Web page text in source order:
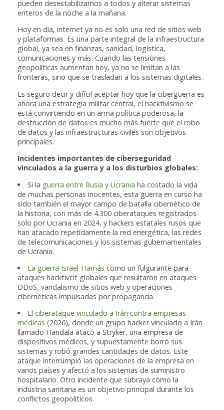
pueden desestabilizarnos a todos y alterar sistemas
enteros de la noche a la mañana.
Hoy en día, internet ya no es solo una red de sitios web
y plataformas. Es una parte integral de la infraestructura
global, ya sea en finanzas, sanidad, logística,
comunicaciones y más. Cuando las tensiones
geopolíticas aumentan hoy, ya no se limitan a las
fronteras, sino que se trasladan a los sistemas digitales.
Es seguro decir y difícil aceptar hoy que la ciberguerra es
ahora una estrategia militar central, el hacktivismo se
está convirtiendo en un arma política poderosa, la
destrucción de datos es mucho más fuerte que el robo
de datos y las infraestructuras civiles son objetivos
principales.
Incidentes importantes de ciberseguridad
vinculados a la guerra y a los disturbios globales:
Si la guerra entre Rusia y Ucrania ha costado la vida
de muchas personas inocentes, esta guerra en curso ha
sido también el mayor campo de batalla cibernético de
la historia, con más de 4.300 ciberataques registrados
solo por Ucrania en 2024, y hackers estatales rusos que
han atacado repetidamente la red energética, las redes
de telecomunicaciones y los sistemas gubernamentales
de Ucrania.
La guerra Israel-Hamás como un fulgurante para
ataques hacktivcit globales que resultaron en ataques
DDoS, vandalismo de sitios web y operaciones
cibernéticas impulsadas por propaganda.
Elciberataque vinculado a Irán contra empresas
médicas (2026), donde un grupo hacker vinculado a Irán
llamado Handala atacó a Stryker, una empresa de
dispositivos médicos, y supuestamente borró sus
sistemas y robó grandes cantidades de datos. Este
ataque interrumpió las operaciones de la empresa en
varios países y afectó a los sistemas de suministro
hospitalario. Otro incidente que subraya cómo la
industria sanitaria es un objetivo principal durante los
conflictos geopolíticos.